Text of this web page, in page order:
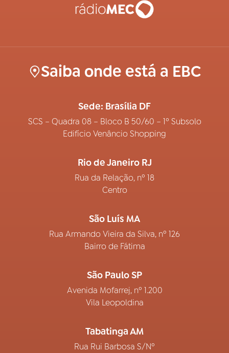
Saiba onde está a EBC
Sede: Brasília DF
SCS – Quadra 08 – Bloco B 50/60 – 1º Subsolo
Edifício Venâncio Shopping
Rio de Janeiro RJ
Rua da Relação, nº 18
Centro
São Luís MA
Rua Armando Vieira da Silva, nº 126
Bairro de Fátima
São Paulo SP
Avenida Mofarrej, nº 1.200
Vila Leopoldina
Tabatinga AM
Rua Rui Barbosa S/Nº